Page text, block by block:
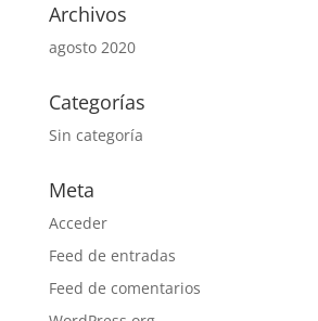
Archivos
agosto 2020
Categorías
Sin categoría
Meta
Acceder
Feed de entradas
Feed de comentarios